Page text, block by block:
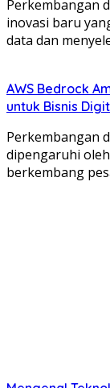
Perkembangan
inovasi baru
data dan
AWS Bedrock
untuk Bisnis
Perkembangan
dipengaruhi
berkembang